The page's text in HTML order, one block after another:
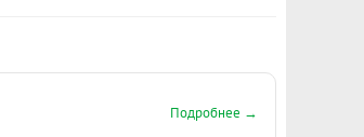
Подробнее →